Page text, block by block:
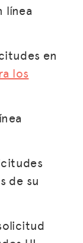
línea
en
los
de su